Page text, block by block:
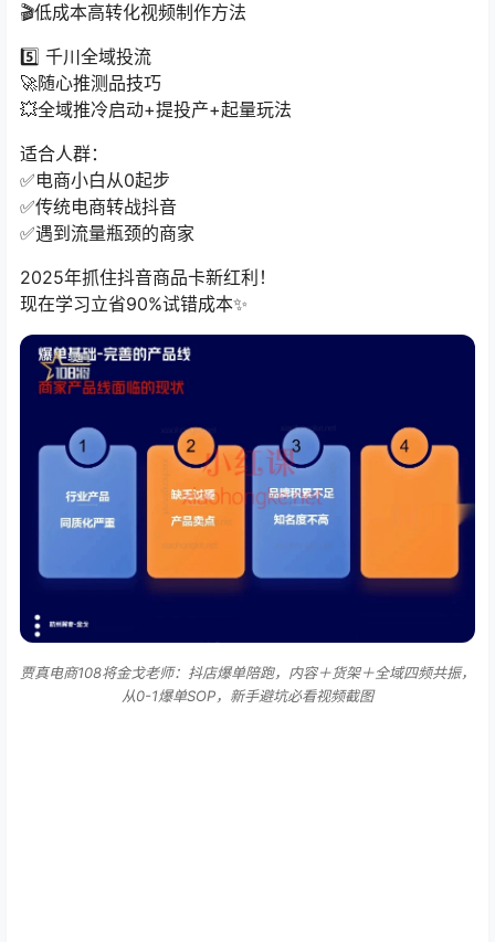
🎬低成本高转化视频制作方法
5️⃣ 千川全域投流
🚀随心推测品技巧
💥全域推冷启动+提投产+起量玩法
适合人群：
✅电商小白从0起步
✅传统电商转战抖音
✅遇到流量瓶颈的商家
2025年抓住抖音商品卡新红利！
现在学习立省90%试错成本✨
贾真电商108将金戈老师：抖店爆单陪跑，内容＋货架＋全域四频共振，
从0-1爆单SOP，新手避坑必看视频截图